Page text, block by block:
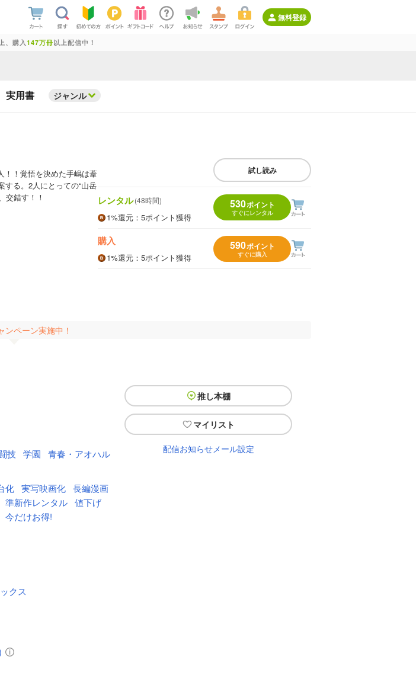
無料登録
、購入 147万冊以上配信中！
実用書 ジャンル
！！覚悟を決めた手嶋は葦
する。2人にとっての“山岳
交錯す！！
試し読み
レンタル(48時間)
1%還元 ：5ポイント獲得
530ポイント
すぐにレンタル
購入
1%還元 ：5ポイント獲得
590ポイント
すぐに購入
ンペーン実施中！
推し本棚
マイリスト
配信お知らせメール設定
技 学園
青春・アオハル
化 実写映画化 長編漫画
準新作レンタル 値下げ
今だけお得!
クス